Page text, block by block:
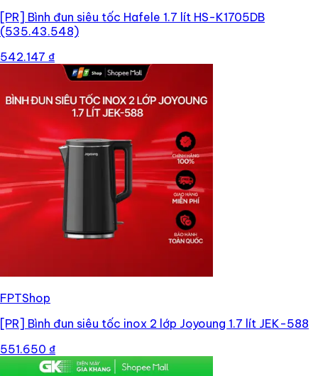
[PR] Bình đun siêu tốc Hafele 1.7 lít HS-K1705DB
(535.43.548)
542.147 ₫
FPTShop
[PR] Bình đun siêu tốc inox 2 lớp Joyoung 1.7 lít JEK-588
551.650 ₫